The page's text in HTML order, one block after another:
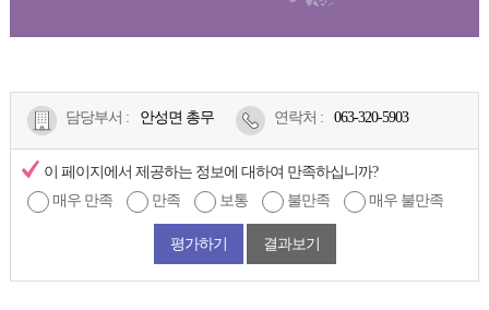
담당부서 : 안성면 총무 연락처 : 063-320-5903
이 페이지에서 제공하는 정보에 대하여 만족하십니까?
매우 만족
만족 보통 불만족 매우 불만족
평가하기 결과보기